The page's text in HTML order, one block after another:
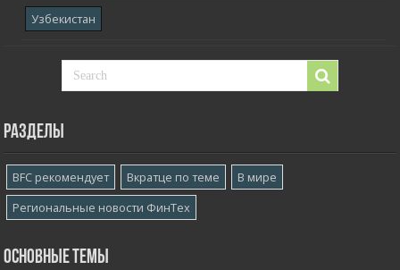
Узбекистан
Разделы
BFC рекомендует Вкратце по теме
В мире
Региональные новости ФинТех
Основные темы